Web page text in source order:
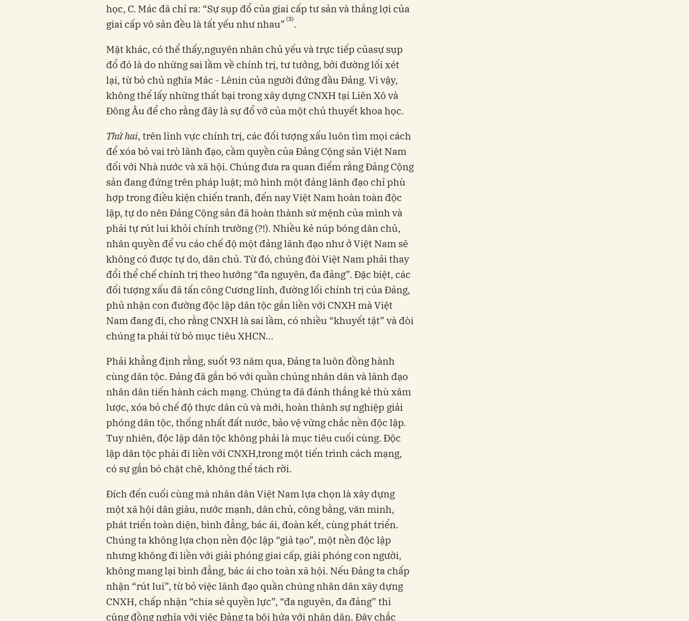
học, C. Mác đã chỉ ra: “Sự sụp đổ của giai cấp tư sản và thắng lợi của
giai cấp vô sản đều là tất yếu như nhau”(3).
Mặt khác, có thể thấy,nguyên nhân chủ yếu và trực tiếp củasự sụp
đổ đó là do những sai lầm về chính trị, tư tưởng, bởi đường lối xét
lại, từ bỏ chủ nghĩa Mác - Lênin của người đứng đầu Đảng. Vì vậy,
không thể lấy những thất bại trong xây dựng CNXH tại Liên Xô và
Đông Âu để cho rằng đây là sự đổ vỡ của một chủ thuyết khoa học.
Thứ hai, trên lĩnh vực chính trị, các đối tượng xấu luôn tìm mọi cách
để xóa bỏ vai trò lãnh đạo, cầm quyền của Đảng Cộng sản Việt Nam
đối với Nhà nước và xã hội. Chúng đưa ra quan điểm rằng Đảng Cộng
sản đang đứng trên pháp luật; mô hình một đảng lãnh đạo chỉ phù
hợp trong điều kiện chiến tranh, đến nay Việt Nam hoàn toàn độc
lập, tự do nên Đảng Cộng sản đã hoàn thành sứ mệnh của mình và
phải tự rút lui khỏi chính trường (?!). Nhiều kẻ núp bóng dân chủ,
nhân quyền để vu cáo chế độ một đảng lãnh đạo như ở Việt Nam sẽ
không có được tự do, dân chủ. Từ đó, chúng đòi Việt Nam phải thay
đổi thể chế chính trị theo hướng “đa nguyên, đa đảng”. Đặc biệt, các
đối tượng xấu đã tấn công Cương lĩnh, đường lối chính trị của Đảng,
phủ nhận con đường độc lập dân tộc gắn liền với CNXH mà Việt
Nam đang đi, cho rằng CNXH là sai lầm, có nhiều “khuyết tật” và đòi
chúng ta phải từ bỏ mục tiêu XHCN…
Phải khẳng định rằng, suốt 93 năm qua, Đảng ta luôn đồng hành
cùng dân tộc. Đảng đã gắn bó với quần chúng nhân dân và lãnh đạo
nhân dân tiến hành cách mạng. Chúng ta đã đánh thắng kẻ thù xâm
lược, xóa bỏ chế độ thực dân cũ và mới, hoàn thành sự nghiệp giải
phóng dân tộc, thống nhất đất nước, bảo vệ vững chắc nền độc lập.
Tuy nhiên, độc lập dân tộc không phải là mục tiêu cuối cùng. Độc
lập dân tộc phải đi liền với CNXH,trong một tiến trình cách mạng,
có sự gắn bó chặt chẽ, không thể tách rời.
Đích đến cuối cùng mà nhân dân Việt Nam lựa chọn là xây dựng
một xã hội dân giàu, nước mạnh, dân chủ, công bằng, văn minh,
phát triển toàn diện, bình đẳng, bác ái, đoàn kết, cùng phát triển.
Chúng ta không lựa chọn nền độc lập “giả tạo”, một nền độc lập
nhưng không đi liền với giải phóng giai cấp, giải phóng con người,
không mang lại bình đẳng, bác ái cho toàn xã hội. Nếu Đảng ta chấp
nhận “rút lui”, từ bỏ việc lãnh đạo quần chúng nhân dân xây dựng
CNXH, chấp nhận “chia sẻ quyền lực”, “đa nguyên, đa đảng” thì
cũng đồng nghĩa với việc Đảng ta bội hứa với nhân dân. Đây chắc